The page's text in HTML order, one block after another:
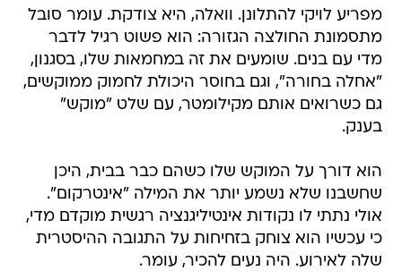
מפריע לויקי להתלונן. וואלה, היא צודקת. עומר סובל
מתסמונת החולצה הגזורה: הוא פשוט רגיל לדבר
מדי עם בנים. שומעים את זה במחמאות שלו, בסגנון,
"אחלה בחורה", וגם בחוסר היכולת לחמוק ממוקשים,
גם כשרואים אותם מקילומטר, עם שלט "מוקש"
בענק.
הוא דורך על המוקש שלו כשהם כבר בבית, היכן
שחשבנו שלא נשמע יותר את המילה "אינטרקום".
אולי נתתי לו נקודות אינטיליגנציה רגשית מוקדם מדי,
כי עכשיו הוא צוחק בזחיחות על התגובה ההיסטרית
שלה לאירוע. היה נעים להכיר, עומר.